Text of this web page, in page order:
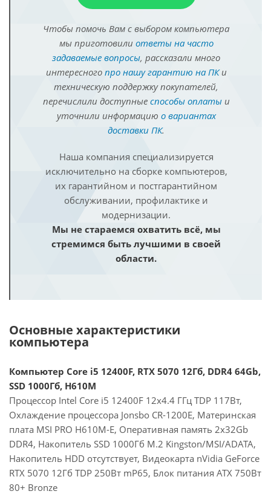
Чтобы помочь Вам с выбором компьютера
мы приготовили ответы на часто
задаваемые вопросы, рассказали много
интересного про нашу гарантию на ПКи
техническую поддержку покупателей,
перечислили доступные способы оплатыи
уточнили информацию о вариантах
доставки ПК.
Наша компания специализируется
исключительно на сборке компьютеров,
их гарантийном и постгарантийном
обслуживании, профилактике и
модернизации.
Мы не стараемся охватить всё, мы
стремимся быть лучшими в своей
области.
Основные характеристики
компьютера
Компьютер Core i5 12400F, RTX 5070 12Гб, DDR4 64Gb,
SSD 1000Гб, H610M
Процессор Intel Core i5 12400F 12x4.4 ГГц TDP 117Вт,
Охлаждение процессора Jonsbo CR-1200E, Материнская
плата MSI PRO H610M-E, Оперативная память 2x32Gb
DDR4, Накопитель SSD 1000Гб M.2 Kingston/MSI/ADATA,
Накопитель HDD отсутствует, Видеокарта nVidia GeForce
RTX 5070 12Гб TDP 250Вт mP65, Блок питания ATX 750Вт
80+ Bronze